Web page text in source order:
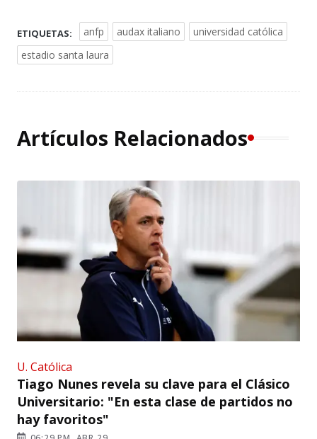
ETIQUETAS: anfp audax italiano
universidad católica
estadio santa laura
Artículos Relacionados
U. Católica
Tiago Nunes revela su clave para el Clásico
Universitario: "En esta clase de partidos no
hay favoritos"